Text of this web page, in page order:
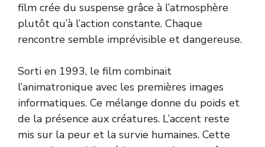
film crée du suspense grâce à l’atmosphère
plutôt qu’à l’action constante. Chaque
rencontre semble imprévisible et dangereuse.
Sorti en 1993, le film combinait
l’animatronique avec les premières images
informatiques. Ce mélange donne du poids et
de la présence aux créatures. L’accent reste
mis sur la peur et la survie humaines. Cette